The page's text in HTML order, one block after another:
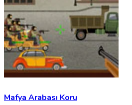
Mafya Arabası Koru